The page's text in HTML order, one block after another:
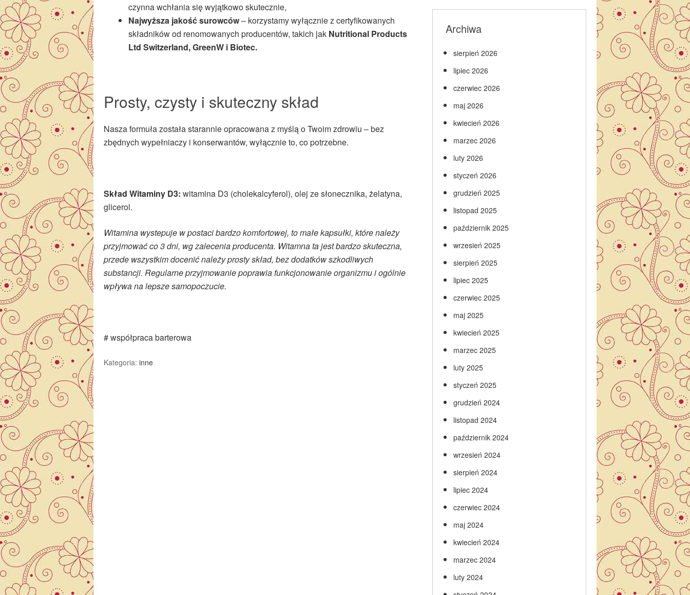
czynna wchłania się wyjątkowo skutecznie,
Najwyższa jakość surowców– korzystamy wyłącznie z certyfikowanych
składników od renomowanych producentów, takich jak Nutritional Products
Ltd Switzerland, GreenW i Biotec.
Prosty, czysty i skuteczny skład
Nasza formuła została starannie opracowana z myślą o Twoim zdrowiu – bez
zbędnych wypełniaczy i konserwantów, wyłącznie to, co potrzebne.
Skład Witaminy D3: witamina D3 (cholekalcyferol), olej ze słonecznika, żelatyna,
glicerol.
Witamina wystepuje w postaci bardzo komfortowej, to małe kapsułki, które należy
przyjmować co 3 dni, wg zalecenia producenta. Witamna ta jest bardzo skuteczna,
przede wszystkim docenić należy prosty skład, bez dodatków szkodliwych
substancji. Regularne przyjmowanie poprawia funkcjonowanie organizmu i ogólnie
wpływa na lepsze samopoczucie.
# współpraca barterowa
Kategoria: inne
Archiwa
sierpień 2026
lipiec 2026
czerwiec 2026
maj 2026
kwiecień 2026
marzec 2026
luty 2026
styczeń 2026
grudzień 2025
listopad 2025
październik 2025
wrzesień 2025
sierpień 2025
lipiec 2025
czerwiec 2025
maj 2025
kwiecień 2025
marzec 2025
luty 2025
styczeń 2025
grudzień 2024
listopad 2024
październik 2024
wrzesień 2024
sierpień 2024
lipiec 2024
czerwiec 2024
maj 2024
kwiecień 2024
marzec 2024
luty 2024